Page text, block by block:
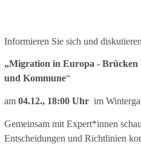
Informieren Sie sich und
„Migration in Europa - Brücken
und Kommune“
am 04.12., 18:00 Uhr im
Gemeinsam mit Expert*innen
Entscheidungen und Richtlinien